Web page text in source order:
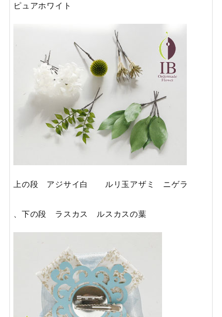
ピュアホワイト
上の段 アジサイ白 ルリ玉アザミ ニゲラ
、下の段 ラスカス ルスカスの葉